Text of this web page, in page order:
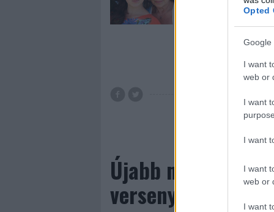
Opted
Google
I want
web or
I want
I want
I want
web or
I want
TV2 Csoport
Újabb műsort
versenyzők